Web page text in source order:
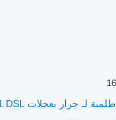
16
طلمبة لـ جرار بعجلات Valmet 611 DSL